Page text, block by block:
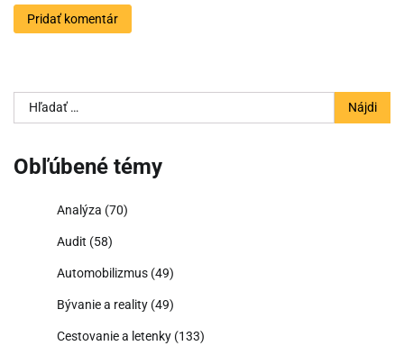
Hľadať:
Obľúbené témy
Analýza (70)
Audit (58)
Automobilizmus (49)
Bývanie a reality (49)
Cestovanie a letenky (133)